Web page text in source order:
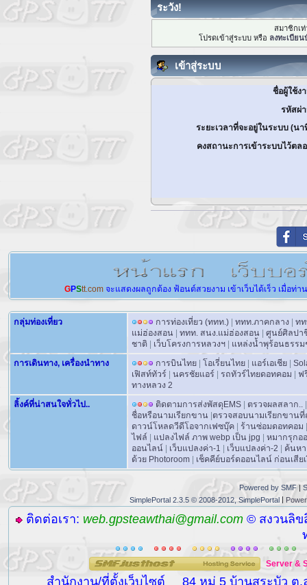
ระวัง!
สมาชิกเ
โปรดเข้าสู่ระบบ หรือ ลงทะเบีย
เข้าสู่ระบบ
ชื่อผู้ใช้ง
รหัสผ่
ระยะเวลาที่จะอยู่ในระบบ (นา
คงสถานะการเข้าระบบไว้ตล
GPStt.com จะแสดงผลถูกต้อง ฟ้อนต์สวยงาม เข้าเว็บได้เร็ว เมื่อท่า
กลุ่มท่องเที่ยว การท่องเที่ยว (ททท.) | ททท.ภาคกลาง | ท
แม่ฮ่องสอน | ททท. สนง.แม่ฮ่องสอน | ศูนย์ศิลปา
ชาติ | เว็บโครงการหลวงฯ | แหล่งน้ำพุร้อนธรร
การเดินทาง, เครื่องนำทาง
การบินไทย | โอเรี่ยนไทย | แอร์เอเชีย |
เฟิสท์ทัวร์ | นครชัยแอร์ | รถทัวร์ไทยดอทคอม | ฟ
ทางหลวง 2
ลิ้งค์ที่น่าสนใจทั่วไป..
ติดตามการส่งพัสดุEMS | ตรวจผลสลาก..
|
ชื่อหรือนามเรียกขาน |ตรวจสอบนามเรียกขานที่
ดาวน์โหลดวีดีโอจากเฟซบุ๊ค | ร้านซ่อมดอทคอม |
ไฟล์ | แปลงไฟล์ ภาพ webp เป็น jpg | หมากรุกอ
ออนไลน์ | เว็บแปลงค่า-1 | เว็บแปลงค่า-2 | ค้นห
ด้วย Photoroom | เช็คคีย์บอร์ดออนไลน์ ก่อนเสีย
Powered by SMF|
SimplePortal 2.3.5 © 2008-2012, SimplePortal |
ติดต่อเรา: web.gpsteawthai@gmail.com © สงวนลิข
Server &
สำนักงาน/ที่ตั้งเว็บไซต์ 84 หมู่ 5 บ้านสระบัว